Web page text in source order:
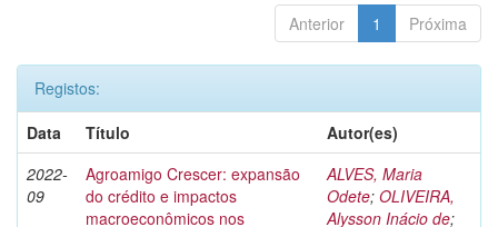
Anterior 1 Próxima
Registos:
Data
Título
Autor(es)
2022-
09
Agroamigo Crescer: expansão
do crédito e impactos
macroeconômicos nos
ALVES, Maria
Odete; OLIVEIRA,
Alysson Inácio de;